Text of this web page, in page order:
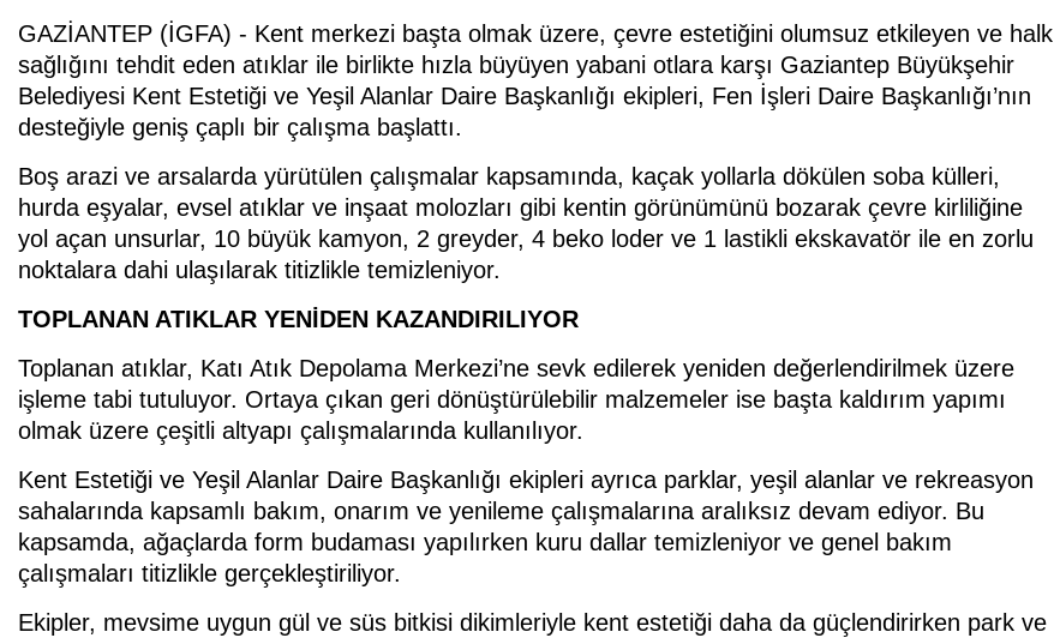
GAZİANTEP (İGFA) - Kent merkezi başta olmak üzere, çevre estetiğini olumsuz etkileyen ve halk
sağlığını tehdit eden atıklar ile birlikte hızla büyüyen yabani otlara karşı Gaziantep Büyükşehir
Belediyesi Kent Estetiği ve Yeşil Alanlar Daire Başkanlığı ekipleri, Fen İşleri Daire Başkanlığı’nın
desteğiyle geniş çaplı bir çalışma başlattı.
Boş arazi ve arsalarda yürütülen çalışmalar kapsamında, kaçak yollarla dökülen soba külleri,
hurda eşyalar, evsel atıklar ve inşaat molozları gibi kentin görünümünü bozarak çevre kirliliğine
yol açan unsurlar, 10 büyük kamyon, 2 greyder, 4 beko loder ve 1 lastikli ekskavatör ile en zorlu
noktalara dahi ulaşılarak titizlikle temizleniyor.
TOPLANAN ATIKLAR YENİDEN KAZANDIRILIYOR
Toplanan atıklar, Katı Atık Depolama Merkezi’ne sevk edilerek yeniden değerlendirilmek üzere
işleme tabi tutuluyor. Ortaya çıkan geri dönüştürülebilir malzemeler ise başta kaldırım yapımı
olmak üzere çeşitli altyapı çalışmalarında kullanılıyor.
Kent Estetiği ve Yeşil Alanlar Daire Başkanlığı ekipleri ayrıca parklar, yeşil alanlar ve rekreasyon
sahalarında kapsamlı bakım, onarım ve yenileme çalışmalarına aralıksız devam ediyor. Bu
kapsamda, ağaçlarda form budaması yapılırken kuru dallar temizleniyor ve genel bakım
çalışmaları titizlikle gerçekleştiriliyor.
Ekipler, mevsime uygun gül ve süs bitkisi dikimleriyle kent estetiği daha da güçlendirirken park ve